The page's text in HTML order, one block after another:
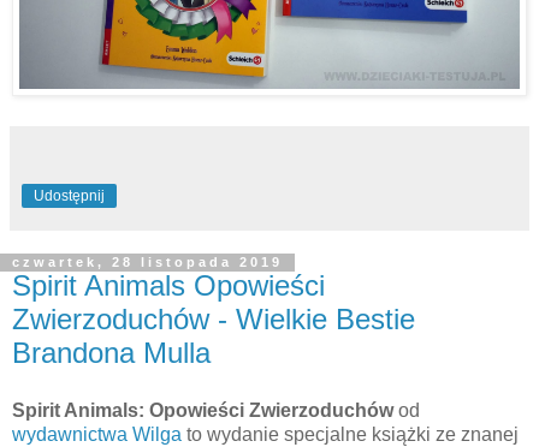
Udostępnij
czwartek, 28 listopada 2019
Spirit Animals Opowieści
Zwierzoduchów - Wielkie Bestie
Brandona Mulla
Spirit Animals: Opowieści Zwierzoduchówod
wydawnictwa Wilga to wydanie specjalne książki ze znanej